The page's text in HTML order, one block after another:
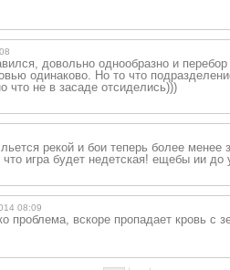
довольно однообразно и
одинаково. Но то что
что не в засаде отсиделись)))
рекой и бои теперь более менее
что игра будет недетская! ещебы ии до
08:09
проблема, вскоре пропадает кровь с